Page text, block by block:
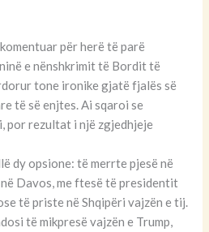
për herë të parë
e nënshkrimit të Bordit të
tone ironike gjatë fjalës së
të së enjtes. Ai sqaroi se
por rezultat i një zgjedhjeje
dy opsione: të merrte pjesë në
Davos, me ftesë të presidentit
të priste në Shqipëri vajzën e tij.
të mikpresë vajzën e Trump,